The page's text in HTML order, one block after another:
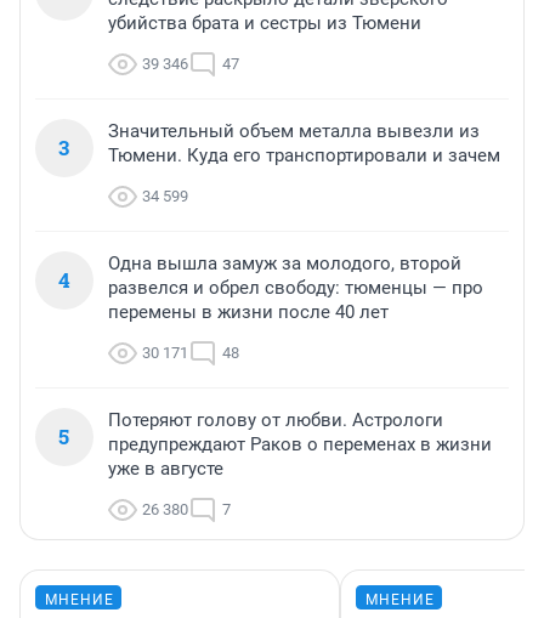
убийства брата и сестры из Тюмени
39 346 47
3
Значительный объем металла вывезли из
Тюмени. Куда его транспортировали и зачем
34 599
4
Одна вышла замуж за молодого, второй
развелся и обрел свободу: тюменцы — про
перемены в жизни после 40 лет
30 171 48
5
Потеряют голову от любви. Астрологи
предупреждают Раков о переменах в жизни
уже в августе
26 380 7
МНЕНИЕ МНЕНИЕ